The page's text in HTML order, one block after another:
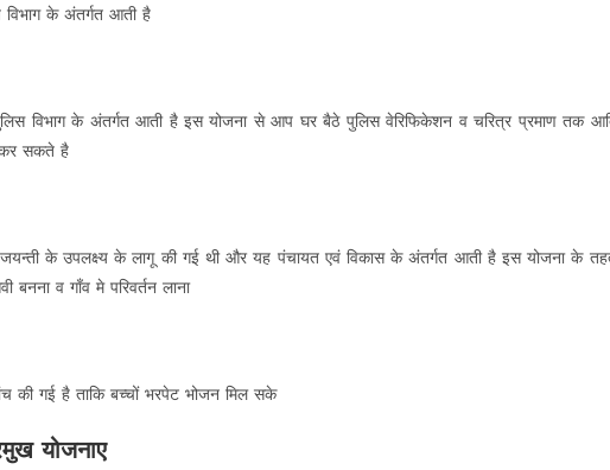
के अंतर्गत आती है
विभाग के अंतर्गत आती है इस योजना से आप घर बैठे पुलिस वेरिफिकेशन व चरित्र प्रमाण तक
सकते है
के उपलक्ष्य के लागू की गई थी और यह पंचायत एवं विकास के अंतर्गत आती है इस योजना के
बनना व गाँव मे परिवर्तन लाना
की गई है ताकि बच्चों भरपेट भोजन मिल सके
योजनाए